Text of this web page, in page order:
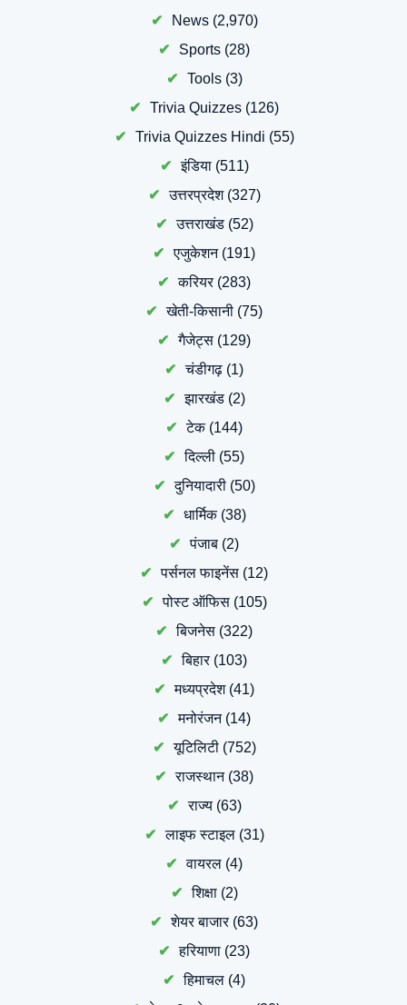
News(2,970)
Sports (28)
Tools(3)
Trivia Quizzes (126)
Trivia Quizzes Hindi (55)
इंडिया(511)
उत्तरप्रदेश(327)
उत्तराखंड(52)
एजुकेशन(191)
करियर(283)
खेती-किसानी (75)
गैजेट्स (129)
चंडीगढ़ (1)
झारखंड(2)
टेक(144)
दिल्ली (55)
दुनियादारी(50)
धार्मिक(38)
पंजाब (2)
पर्सनल फाइनेंस (12)
पोस्ट ऑफिस(105)
बिजनेस (322)
बिहार(103)
मध्यप्रदेश(41)
मनोरंजन(14)
यूटिलिटी(752)
राजस्थान(38)
राज्य(63)
लाइफ स्टाइल(31)
वायरल (4)
शिक्षा(2)
शेयर बाजार(63)
हरियाणा (23)
हिमाचल (4)